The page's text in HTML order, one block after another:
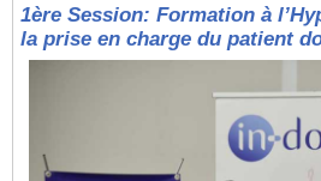
1ère Session: Formation à
la prise en charge du patient